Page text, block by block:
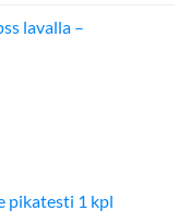
lavalla –
pikatesti 1 kpl